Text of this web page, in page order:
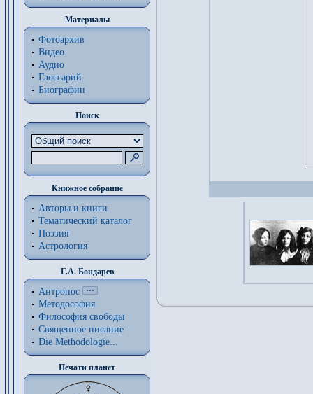
Материалы
Фотоархив
Видео
Аудио
Глоссарий
Биографии
Поиск
Книжное собрание
Авторы и книги
Тематический каталог
Поэзия
Астрология
Г.А. Бондарев
Антропос
Методософия
Философия cвободы
Священное писание
Die Methodologie...
Печати планет